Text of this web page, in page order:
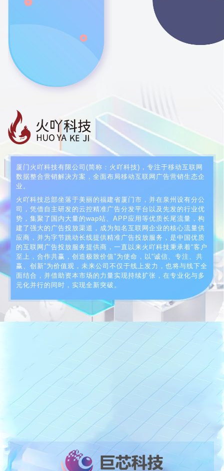
厦门火吖科技有限公司(简称：火吖科技)，专注于移动互联网
数据整合营销解决方案，全面布局移动互联网广告营销生态企
业。
火吖科技总部坐落于美丽的福建省厦门市，并在泉州设有分公
司，凭借自主研发的云控精准广告分发平台以及先发的行业优
势，集聚了国内大量的wap站、APP应用等优质长尾流量，构
建了强大的广告投放渠道，成为知名互联网企业的核心流量供
应商，并为字节跳动长线提供精准广告投放服务，是中国优质
的互联网广告投放服务提供商，一直以来火吖科技秉承着“客户
至上，合作共赢，创造极致价值”为使命，以“诚信、专注、共
赢、创新”为价值观，未来公司不仅于线上发力，也将与线下全
面结合，并借助资本市场的力量实现持续扩张，在专业化与多
元化并行的同时，实现全新突破。